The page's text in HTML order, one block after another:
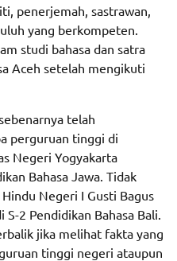
penerjemah, sastrawan,
yang berkompeten.
studi bahasa dan satra
Aceh setelah mengikuti
telah
perguruan tinggi di
Negeri Yogyakarta
Bahasa Jawa. Tidak
Negeri I Gusti Bagus
2 Pendidikan Bahasa Bali.
jika melihat fakta yang
tinggi negeri ataupun